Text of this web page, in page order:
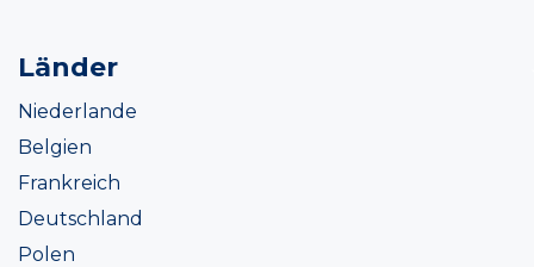
Länder
Niederlande
Belgien
Frankreich
Deutschland
Polen